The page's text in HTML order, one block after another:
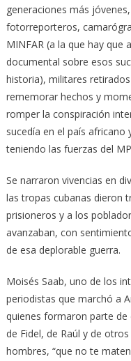
generaciones más
fotorreporteros,
MINFAR (a la que hay que
documental sobre esos
historia), militares
rememorar hechos y
romper la conspiración
sucedía en el país
teniendo las fuerzas del
Se narraron vivencias en
las tropas cubanas dieron
prisioneros y a los
avanzaban, con
de esa deplorable guerra.
Moisés Saab, uno de los
periodistas que marchó a
quienes formaron parte
de Fidel, de Raúl y de
hombres, “que no te